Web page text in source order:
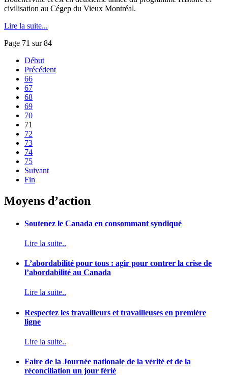
civilisation au Cégep du Vieux Montréal.
Lire la suite...
Page 71 sur 84
Début
Précédent
66
67
68
69
70
71
72
73
74
75
Suivant
Fin
Moyens d’action
Soutenez le Canada en consommant syndiqué
Lire la suite..
L’abordabilité pour tous : agir pour contrer la crise de
l’abordabilité au Canada
Lire la suite..
Respectez les travailleurs et travailleuses en première
ligne
Lire la suite..
Faire de la Journée nationale de la vérité et de la
réconciliation un jour férié